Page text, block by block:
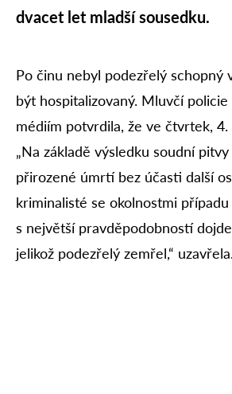
dvacet let mladší sousedku.
Po činu nebyl podezřelý schopný
být hospitalizovaný. Mluvčí policie
médiím potvrdila, že ve čtvrtek,
„Na základě výsledku soudní
přirozené úmrtí bez účasti další
kriminalisté se okolnostmi případu
s největší pravděpodobností
jelikož podezřelý zemřel,“ uzavřela.